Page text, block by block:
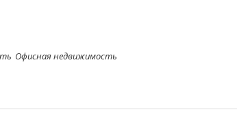
Офисная недвижимость